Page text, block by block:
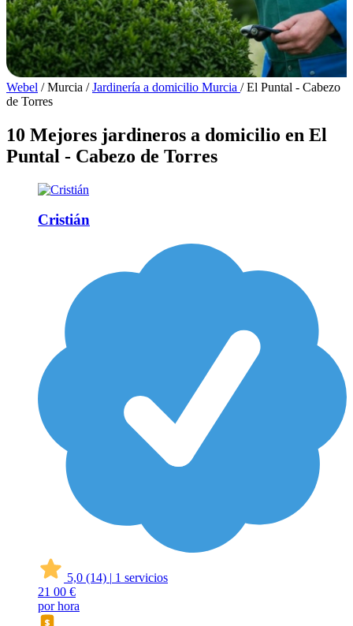
Webel / Murcia / Jardinería a domicilio Murcia / El Puntal - Cabezo
de Torres
10 Mejores jardineros a domicilio en El
Puntal - Cabezo de Torres
Cristián
5,0 (14) | 1 servicios
21 00 €
por hora